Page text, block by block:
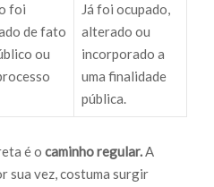
foi
de fato
ou
Já foi ocupado,
alterado ou
incorporado a
uma finalidade
pública.
é o caminho regular.A
sua vez, costuma surgir